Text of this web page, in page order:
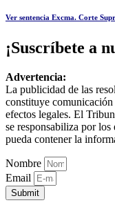
Ver sentencia Excma. Corte
¡Suscríbete a
Advertencia:
La publicidad de las
constituye
efectos legales. El
se responsabiliza por
pueda contener la
Nombre
Email
Submit